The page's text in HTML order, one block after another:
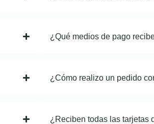
¿Qué medios de pago
¿Cómo realizo un pedido
¿Reciben todas las tarjetas